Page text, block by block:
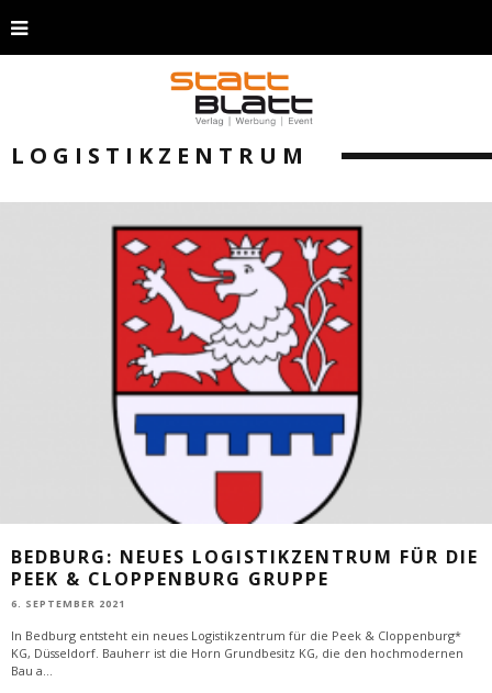
LOGISTIKZENTRUM
BEDBURG: NEUES LOGISTIKZENTRUM FÜR DIE
PEEK & CLOPPENBURG GRUPPE
6. SEPTEMBER 2021
In Bedburg entsteht ein neues Logistikzentrum für die Peek & Cloppenburg*
KG, Düsseldorf. Bauherr ist die Horn Grundbesitz KG, die den hochmodernen
Bau a...